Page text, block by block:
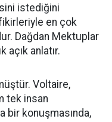
istediğini
en çok
Dağdan Mektuplar
açık anlatır.
Voltaire,
tek insan
bir konuşmasında,